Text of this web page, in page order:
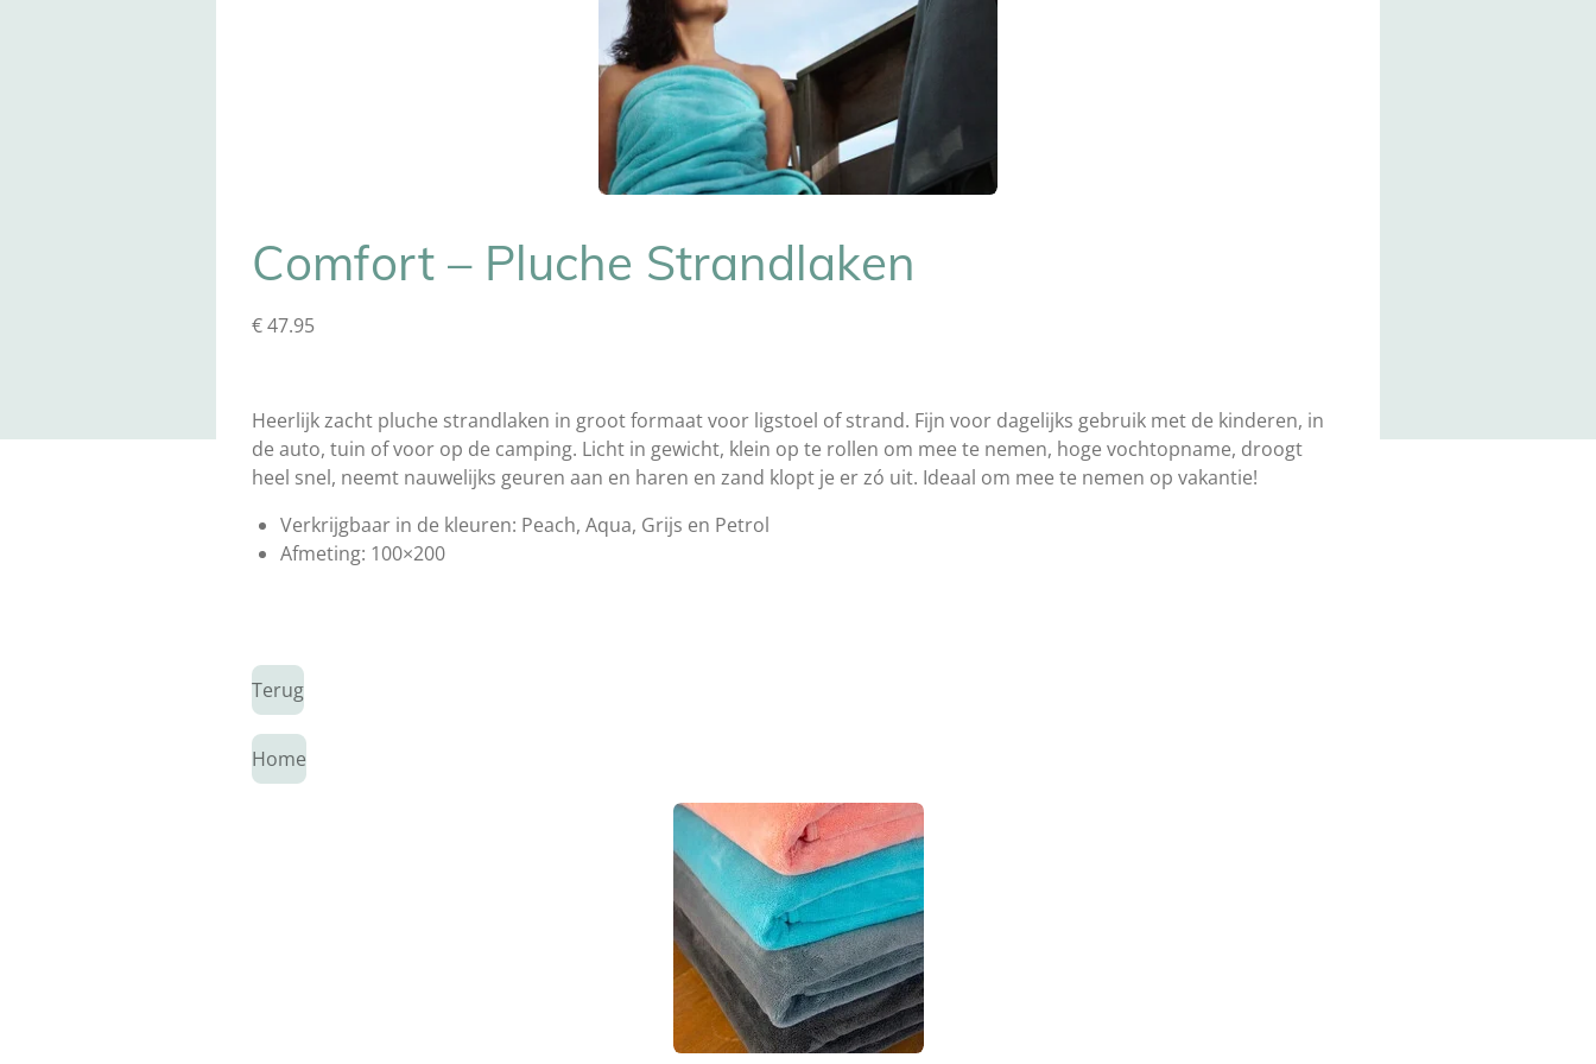
Comfort – Pluche Strandlaken
€ 47.95
Heerlijk zacht pluche strandlaken in groot formaat voor ligstoel of strand. Fijn voor dagelijks gebruik met de kinderen, in
de auto, tuin of voor op de camping. Licht in gewicht, klein op te rollen om mee te nemen, hoge vochtopname, droogt
heel snel, neemt nauwelijks geuren aan en haren en zand klopt je er zó uit. Ideaal om mee te nemen op vakantie!
Verkrijgbaar in de kleuren: Peach, Aqua, Grijs en Petrol
Afmeting: 100×200
Terug
Home